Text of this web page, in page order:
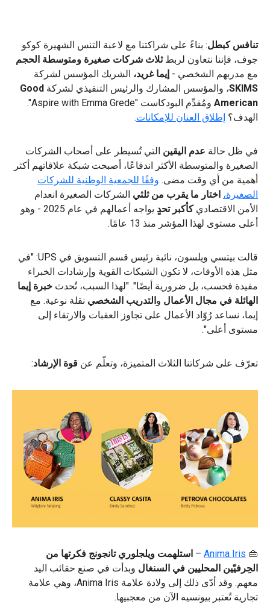
تنافس كبطل: بناءً على شراكتنا مع لاعبة التنس الشهيرة كوكو
جوف، فإننا نتعاون لربطثلاث شركات صغيرة ومتوسطة الحجم
مع مدربهم الشخصي - إيما غريد، الشريك المؤسس لشركة
SKIMS، والمؤسس المشارك والرئيس التنفيذي لشركة Good
American
ومُقدِّم البودكاست "Aspire with Emma Grede".
الهدف؟ إطلاق العنان للإمكانات.
في ظل حالة عدم اليقين التي تُسيطر على أصحاب الشركات
الصغيرة والمتوسطة الأكثر اندفاعًا، أصبحت شبكة علاقاتهم أكثر
أهمية من أي وقت مضى. وفقًا للجمعية الوطنية للشركات
الصغيرة، اختار ما يقرب من ثلثي الشركات الصغيرة انعدام
الأمن الاقتصاديكأكبر تحدٍ
يواجه أعمالهم في عام 2025 - وهو
أعلى مستوى لهذا المؤشر منذ 13 عامًا.
قالت بيتسي ويلسون، نائبة رئيس قسم التسويق في UPS: "في
مثل هذه الأوقات، لا تكون الشبكات القوية وإرشادات الخبراء
مفيدة فحسب، بل ضرورية أيضًا". "لهذا السبب، تُحدث خبرة إيما
الهائلة في مجال الأعمال والتدريب الشخصي نقلة نوعية. مع
إيما، نساعد رُوّاد الأعمال على تجاوز العقبات والارتقاء إلى
مستوى أعلى".
تعرّف على شركاتنا الثلاث المتميزة، وتعلّم عن قوة الإرشاد:
👜
Anima Iris
– استلهمت ويلجلوري تانجونج فكرتها من
الحِرفيّين المحليين في السنغال وبدأت في صنع حقائب اليد
معهم. وقد أدّى ذلك إلى ولادة علامة Anima Iris، وهي علامة
تجارية تُعتبر بيونسيه الآن من معجبيها.